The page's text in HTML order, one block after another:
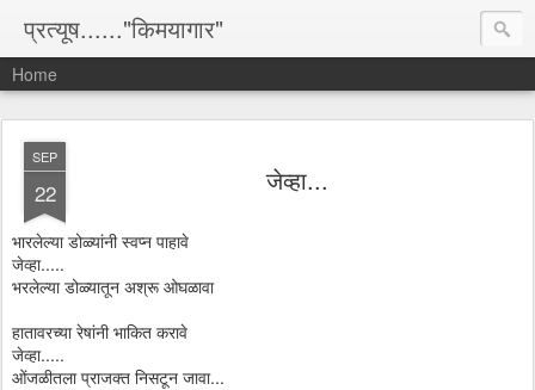
प्रत्यूष......"किमयागार"
Home
SEP
22 जेव्हा...
भारलेल्या डोळ्यांनी स्वप्न पाहावे
जेव्हा.....
भरलेल्या डोळ्यातून अश्रू ओघळावा
हातावरच्या रेषांनी भाकित करावे
जेव्हा.....
ओंजळीतला प्राजक्त निसटून जावा...